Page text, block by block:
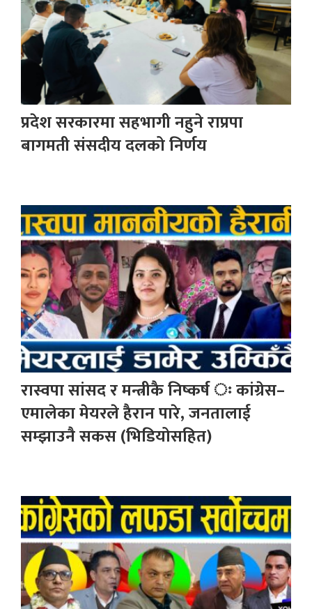
प्रदेश सरकारमा सहभागी नहुने राप्रपा
बागमती संसदीय दलको निर्णय
रास्वपा सांसद र मन्त्रीकै निष्कर्ष ः कांग्रेस–
एमालेका मेयरले हैरान पारे, जनतालाई
सम्झाउनै सकस (भिडियोसहित)